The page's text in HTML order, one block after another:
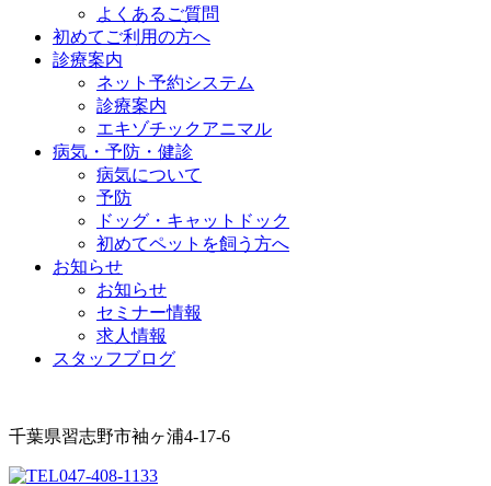
よくあるご質問
初めてご利用の方へ
診療案内
ネット予約システム
診療案内
エキゾチックアニマル
病気・予防・健診
病気について
予防
ドッグ・キャットドック
初めてペットを飼う方へ
お知らせ
お知らせ
セミナー情報
求人情報
スタッフブログ
千葉県習志野市袖ヶ浦4-17-6
047-408-1133